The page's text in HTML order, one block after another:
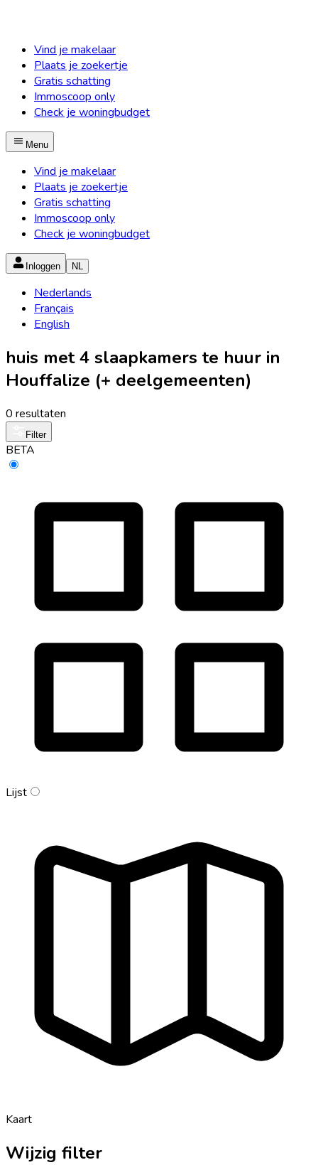
Vind je makelaar
Plaats je zoekertje
Gratis schatting
Immoscoop only
Check je woningbudget
Menu
Vind je makelaar
Plaats je zoekertje
Gratis schatting
Immoscoop only
Check je woningbudget
Inloggen NL
Nederlands
Français
English
huis met 4 slaapkamers te huur in
Houffalize (+ deelgemeenten)
0 resultaten
Filter
BETA
Lijst
Kaart
Wijzig filter